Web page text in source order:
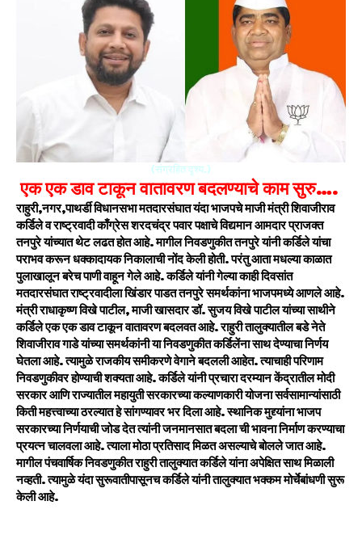
(संग्रहित दृश्य.)
एक एक डाव टाकून वातावरण बदलण्याचे काम सुरु….
राहुरी,नगर,पाथर्डी विधानसभा मतदारसंघात यंदा भाजपचे माजी मंत्री शिवाजीराव
कर्डिले व राष्ट्रवादी काँग्रेस शरदचंद्र पवार पक्षाचे विद्यमान आमदार प्राजक्त
तनपुरे यांच्यात थेट लढत होत आहे. मागील निवडणुकीत तनपुरे यांनी कर्डिले यांचा
पराभव करून धक्कादायक निकालाची नोंद केली होती. परंतु आता मधल्या काळात
पुलाखालून बरेच पाणी वाहून गेले आहे. कर्डिले यांनी गेल्या काही दिवसांत
मतदारसंघात राष्ट्रवादीला खिंडार पाडत तनपुरे समर्थकांना भाजपमध्ये आणले आहे.
मंत्री राधाकृष्ण विखे पाटील, माजी खासदार डॉ. सुजय विखे पाटील यांच्या साथीने
कर्डिले एक एक डाव टाकून वातावरण बदलवत आहे. राहुरी तालुक्यातील बडे नेते
शिवाजीराव गाडे यांच्या समर्थकांनी या निवडणुकीत कर्डिलेंना साथ देण्याचा निर्णय
घेतला आहे. त्यामुळे राजकीय समीकरणे वेगाने बदलली आहेत. त्याचाही परिणाम
निवडणुकीवर होण्याची शक्यता आहे. कर्डिले यांनी प्रचारा दरम्यान केंद्रातील मोदी
सरकार आणि राज्यातील महायुती सरकारच्या कल्याणकारी योजना सर्वसामान्यांसाठी
किती महत्त्वाच्या ठरल्यात हे सांगण्यावर भर दिला आहे. स्थानिक मुद्द्यांना भाजप
सरकारच्या निर्णयाची जोड देत त्यांनी जनमानसात बदला ची भावना निर्माण करण्याचा
प्रयत्न चालवला आहे. त्याला मोठा प्रतिसाद मिळत असल्याचे बोलले जात आहे.
मागील पंचवार्षिक निवडणुकीत राहुरी तालुक्यात कर्डिले यांना अपेक्षित साथ मिळाली
नव्हती. त्यामुळे यंदा सुरूवातीपासूनच कर्डिले यांनी तालुक्यात भक्कम मोर्चेबांधणी सुरू
केली आहे.